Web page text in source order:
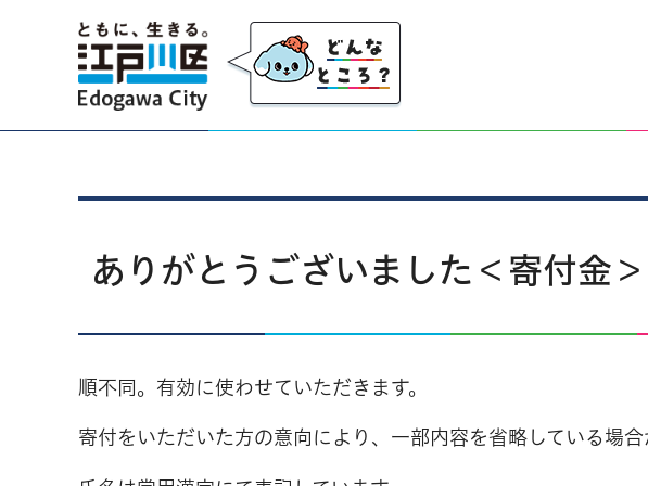
江戸川区
ありがとうございました＜寄付金
順不同。有効に使わせていただきます。
寄付をいただいた方の意向により、一部内容を省略している場合